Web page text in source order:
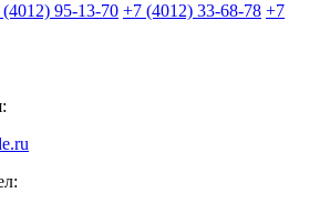
95-13-70 +7 (4012) 33-68-78 +7